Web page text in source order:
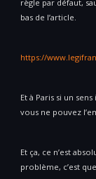
règle par défaut,
bas de l’article.
https://
Et à Paris si un
vous ne pouvez
Et ça, ce n’est
problème, c’est